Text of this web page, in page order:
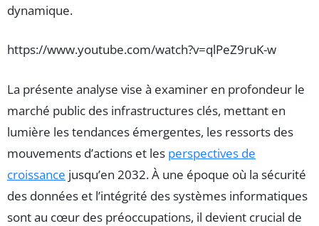
dynamique.
https://www.youtube.com/watch?v=qlPeZ9ruK-w
La présente analyse vise à examiner en profondeur le
marché public des infrastructures clés, mettant en
lumière les tendances émergentes, les ressorts des
mouvements d’actions et les perspectives de
croissance jusqu’en 2032. À une époque où la sécurité
des données et l’intégrité des systèmes informatiques
sont au cœur des préoccupations, il devient crucial de